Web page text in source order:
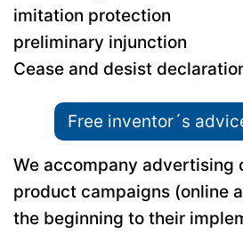
imitation protection
preliminary injunction
Cease and desist
Free inventor´s
We accompany advertising
product campaigns (online
the beginning to their